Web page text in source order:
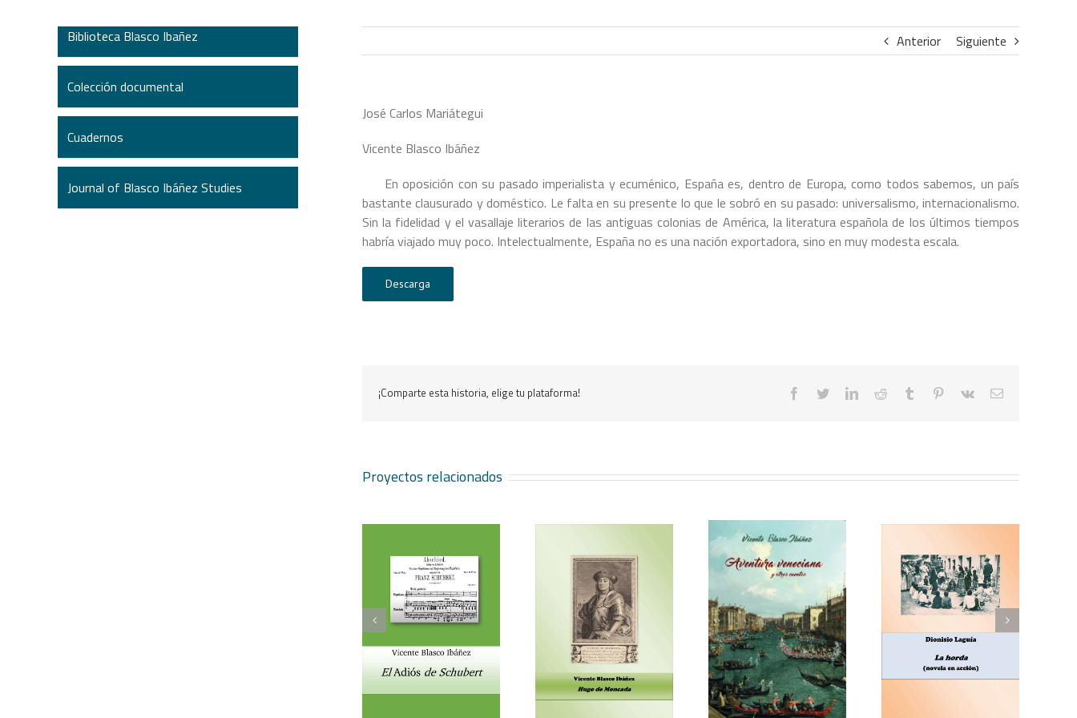
Anterior Siguiente
José Carlos Mariátegui
Vicente Blasco Ibáñez
En oposición con su pasado imperialista y ecuménico, España es, dentro de Europa, como todos sabemos, un país
bastante clausurado y doméstico. Le falta en su presente lo que le sobró en su pasado: universalismo, internacionalismo.
Sin la fidelidad y el vasallaje literarios de las antiguas colonias de América, la literatura española de los últimos tiempos
habría viajado muy poco. Intelectualmente, España no es una nación exportadora, sino en muy modesta escala.
Descarga
¡Comparte esta historia, elige tu plataforma! facebooktwitterlinkedinreddit tumblr pinterest
vk
Correo
Proyectos relacionados
Vicente Blasco Ibáñez,
Hugo de Moncada
Aventura veneciana y
otros cuentos
Dionisio Laguía, La
horda (novela en
acción)
Enrique Blanco Rojas,
Arroz y tartana
(comedia en tres
Biblioteca Blasco Ibañez
Colección documental
Cuadernos
Journal of Blasco Ibáñez Studies